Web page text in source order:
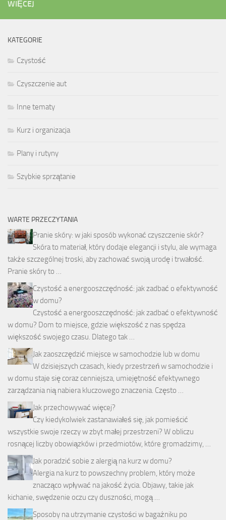
WIĘCEJ
KATEGORIE
Czystość
Czyszczenie aut
Inne tematy
Kurz i organizacja
Plany i rutyny
Szybkie sprzątanie
WARTE PRZECZYTANIA
Pranie skóry: w jaki sposób wykonać czyszczenie skór?
Skóra to materiał, który dodaje elegancji i stylu, ale wymaga
także szczególnej troski, aby zachować swoją urodę i trwałość.
Pranie skóry to …
Czystość a energooszczędność: jak zadbać o efektywność
w domu?
Czystość a energooszczędność: jak zadbać o efektywność
w domu? Dom to miejsce, gdzie większość z nas spędza
większość swojego czasu. Dlatego tak …
Jak zaoszczędzić miejsce w samochodzie lub w domu
W dzisiejszych czasach, kiedy przestrzeń w samochodzie i
w domu staje się coraz cenniejsza, umiejętność efektywnego
zarządzania nią nabiera kluczowego znaczenia. Często …
Jak przechowywać więcej?
Czy kiedykolwiek zastanawiałeś się, jak pomieścić
wszystkie swoje rzeczy w zbyt małej przestrzeni? W obliczu
rosnącej liczby obowiązków i przedmiotów, które gromadzimy, …
Jak poradzić sobie z alergią na kurz w domu?
Alergia na kurz to powszechny problem, który może
znacząco wpływać na jakość życia. Objawy, takie jak
kichanie, swędzenie oczu czy duszności, mogą …
Sposoby na utrzymanie czystości w bagażniku po